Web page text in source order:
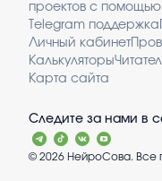
проектов с помощью
Telegram поддержка
Личный кабинет
Калькуляторы
Карта сайта
Следите за нами в
© 2026 НейроСова. Все